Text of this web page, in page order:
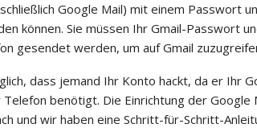
Google Mail) mit einem Passwort
können. Sie müssen Ihr Gmail-Passwort
gesendet werden, um auf Gmail
dass jemand Ihr Konto hackt, da er Ihr
benötigt. Die Einrichtung der Google
und wir haben eine Schritt-für-Schritt-